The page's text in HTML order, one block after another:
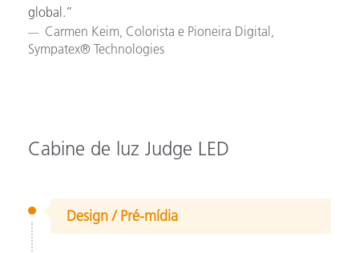
global.”
Carmen Keim, Colorista e Pioneira Digital,
Sympatex® Technologies
Cabine de luz Judge LED
Design / Pré-mídia